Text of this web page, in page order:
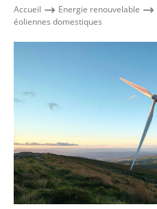
Accueil Energie renouvelable
éoliennes domestiques